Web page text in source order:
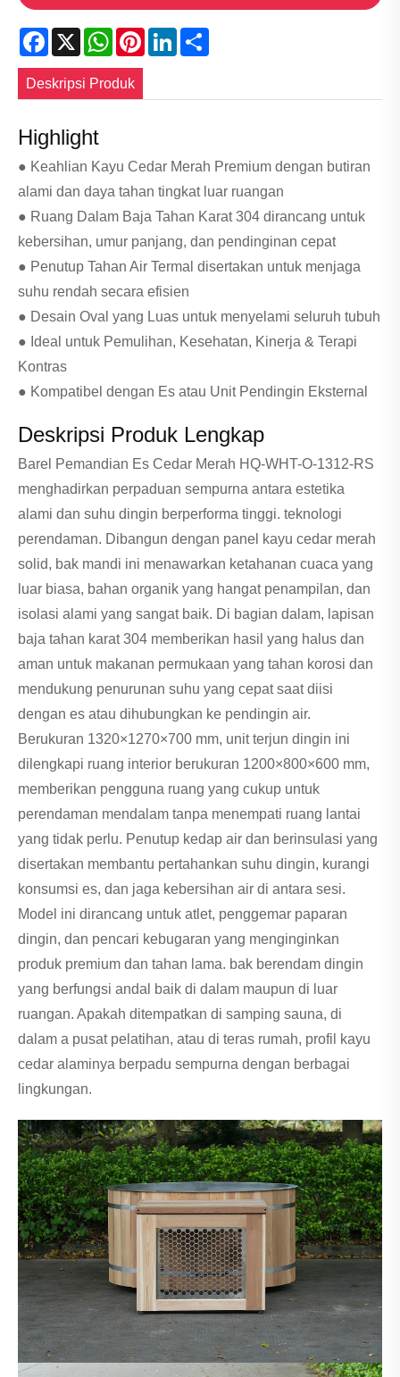
Facebook
X WhatsApp
PinterestLinkedIn
Deskripsi Produk
Highlight
● Keahlian Kayu Cedar Merah Premium dengan butiran
alami dan daya tahan tingkat luar ruangan
● Ruang Dalam Baja Tahan Karat 304 dirancang untuk
kebersihan, umur panjang, dan pendinginan cepat
● Penutup Tahan Air Termal disertakan untuk menjaga
suhu rendah secara efisien
● Desain Oval yang Luas untuk menyelami seluruh tubuh
● Ideal untuk Pemulihan, Kesehatan, Kinerja & Terapi
Kontras
● Kompatibel dengan Es atau Unit Pendingin Eksternal
Deskripsi Produk Lengkap
Barel Pemandian Es Cedar Merah HQ-WHT-O-1312-RS
menghadirkan perpaduan sempurna antara estetika
alami dan suhu dingin berperforma tinggi. teknologi
perendaman. Dibangun dengan panel kayu cedar merah
solid, bak mandi ini menawarkan ketahanan cuaca yang
luar biasa, bahan organik yang hangat penampilan, dan
isolasi alami yang sangat baik. Di bagian dalam, lapisan
baja tahan karat 304 memberikan hasil yang halus dan
aman untuk makanan permukaan yang tahan korosi dan
mendukung penurunan suhu yang cepat saat diisi
dengan es atau dihubungkan ke pendingin air.
Berukuran 1320×1270×700 mm, unit terjun dingin ini
dilengkapi ruang interior berukuran 1200×800×600 mm,
memberikan pengguna ruang yang cukup untuk
perendaman mendalam tanpa menempati ruang lantai
yang tidak perlu. Penutup kedap air dan berinsulasi yang
disertakan membantu pertahankan suhu dingin, kurangi
konsumsi es, dan jaga kebersihan air di antara sesi.
Model ini dirancang untuk atlet, penggemar paparan
dingin, dan pencari kebugaran yang menginginkan
produk premium dan tahan lama. bak berendam dingin
yang berfungsi andal baik di dalam maupun di luar
ruangan. Apakah ditempatkan di samping sauna, di
dalam a pusat pelatihan, atau di teras rumah, profil kayu
cedar alaminya berpadu sempurna dengan berbagai
lingkungan.